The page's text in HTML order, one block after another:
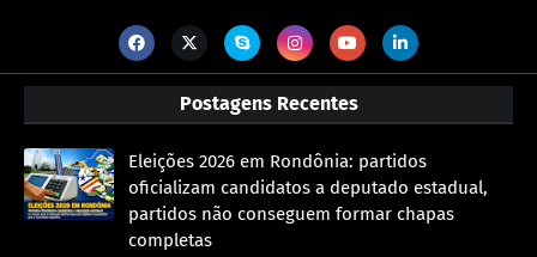
Postagens Recentes
Eleições 2026 em Rondônia: partidos
oficializam candidatos a deputado estadual,
partidos não conseguem formar chapas
completas